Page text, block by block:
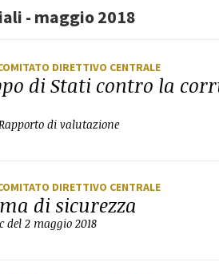
- maggio 2018
DIRETTIVO CENTRALE
di Stati contro la
di valutazione
DIRETTIVO CENTRALE
di sicurezza
del 2 maggio 2018